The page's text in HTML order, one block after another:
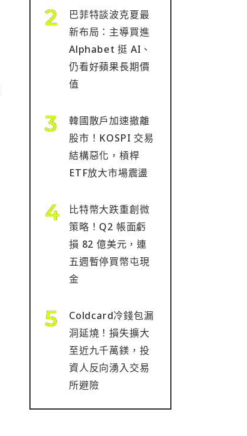
巴菲特談波克夏最
新布局：主導買進
Alphabet 挺 AI、
仍看好蘋果長期價
值
韓國散戶加速撤離
股市！KOSPI 交易
結構惡化，槓桿
ETF放大市場震盪
比特幣大跌重創微
策略！Q2 帳面虧
損 82 億美元，連
五週暫停買幣屯現
金
Coldcard冷錢包漏
洞延燒！損失擴大
至近九千萬鎂，投
資人反向湧入交易
所避險